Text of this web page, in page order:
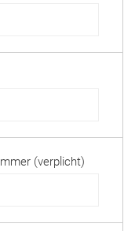
(verplicht)